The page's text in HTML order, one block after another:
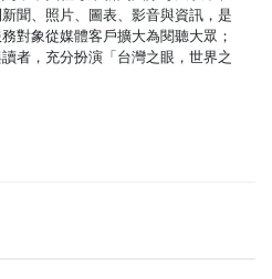
聞、照片、圖表、影音與資訊，是
對象從媒體客戶擴大為閱聽大眾；
者，充分扮演「台灣之眼，世界之